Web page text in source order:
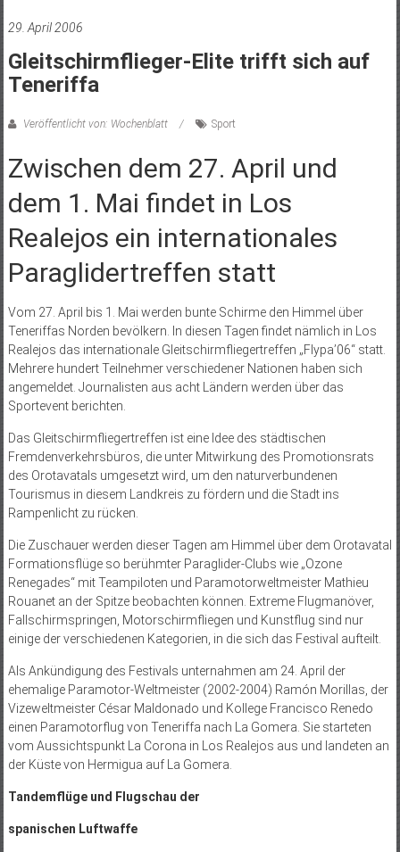
29. April 2006
Gleitschirmflieger-Elite trifft sich auf
Teneriffa
Veröffentlicht von: Wochenblatt Sport
Zwischen dem 27. April und
dem 1. Mai findet in Los
Realejos ein internationales
Paraglidertreffen statt
Vom 27. April bis 1. Mai werden bunte Schirme den Himmel über
Teneriffas Norden bevölkern. In diesen Tagen findet nämlich in Los
Realejos das internationale Gleitschirmfliegertreffen „Flypa’06“ statt.
Mehrere hundert Teilnehmer verschiedener Nationen haben sich
angemeldet. Journalisten aus acht Ländern werden über das
Sportevent berichten.
Das Gleitschirmfliegertreffen ist eine Idee des städtischen
Fremdenverkehrsbüros, die unter Mitwirkung des Promotionsrats
des Orotavatals umgesetzt wird, um den naturverbundenen
Tourismus in diesem Landkreis zu fördern und die Stadt ins
Rampenlicht zu rücken.
Die Zuschauer werden dieser Tagen am Himmel über dem Orotavatal
Formationsflüge so berühmter Paraglider-Clubs wie „Ozone
Renegades“ mit Teampiloten und Paramotorweltmeister Mathieu
Rouanet an der Spitze beobachten können. Extreme Flugmanöver,
Fallschirmspringen, Motorschirmfliegen und Kunstflug sind nur
einige der verschiedenen Kategorien, in die sich das Festival aufteilt.
Als Ankündigung des Festivals unternahmen am 24. April der
ehemalige Paramotor-Weltmeister (2002-2004) Ramón Morillas, der
Vizeweltmeister César Maldonado und Kollege Francisco Renedo
einen Paramotorflug von Teneriffa nach La Gomera. Sie starteten
vom Aussichtspunkt La Corona in Los Realejos aus und landeten an
der Küste von Hermigua auf La Gomera.
Tandemflüge und Flugschau der
spanischen Luftwaffe